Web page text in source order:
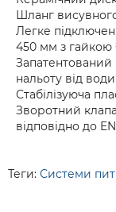
Шланг
Легке
450 мм з
Запатентований
нальоту від води
Стабілізуюча
Зворотний
відповідно до EN
Теги: Системи